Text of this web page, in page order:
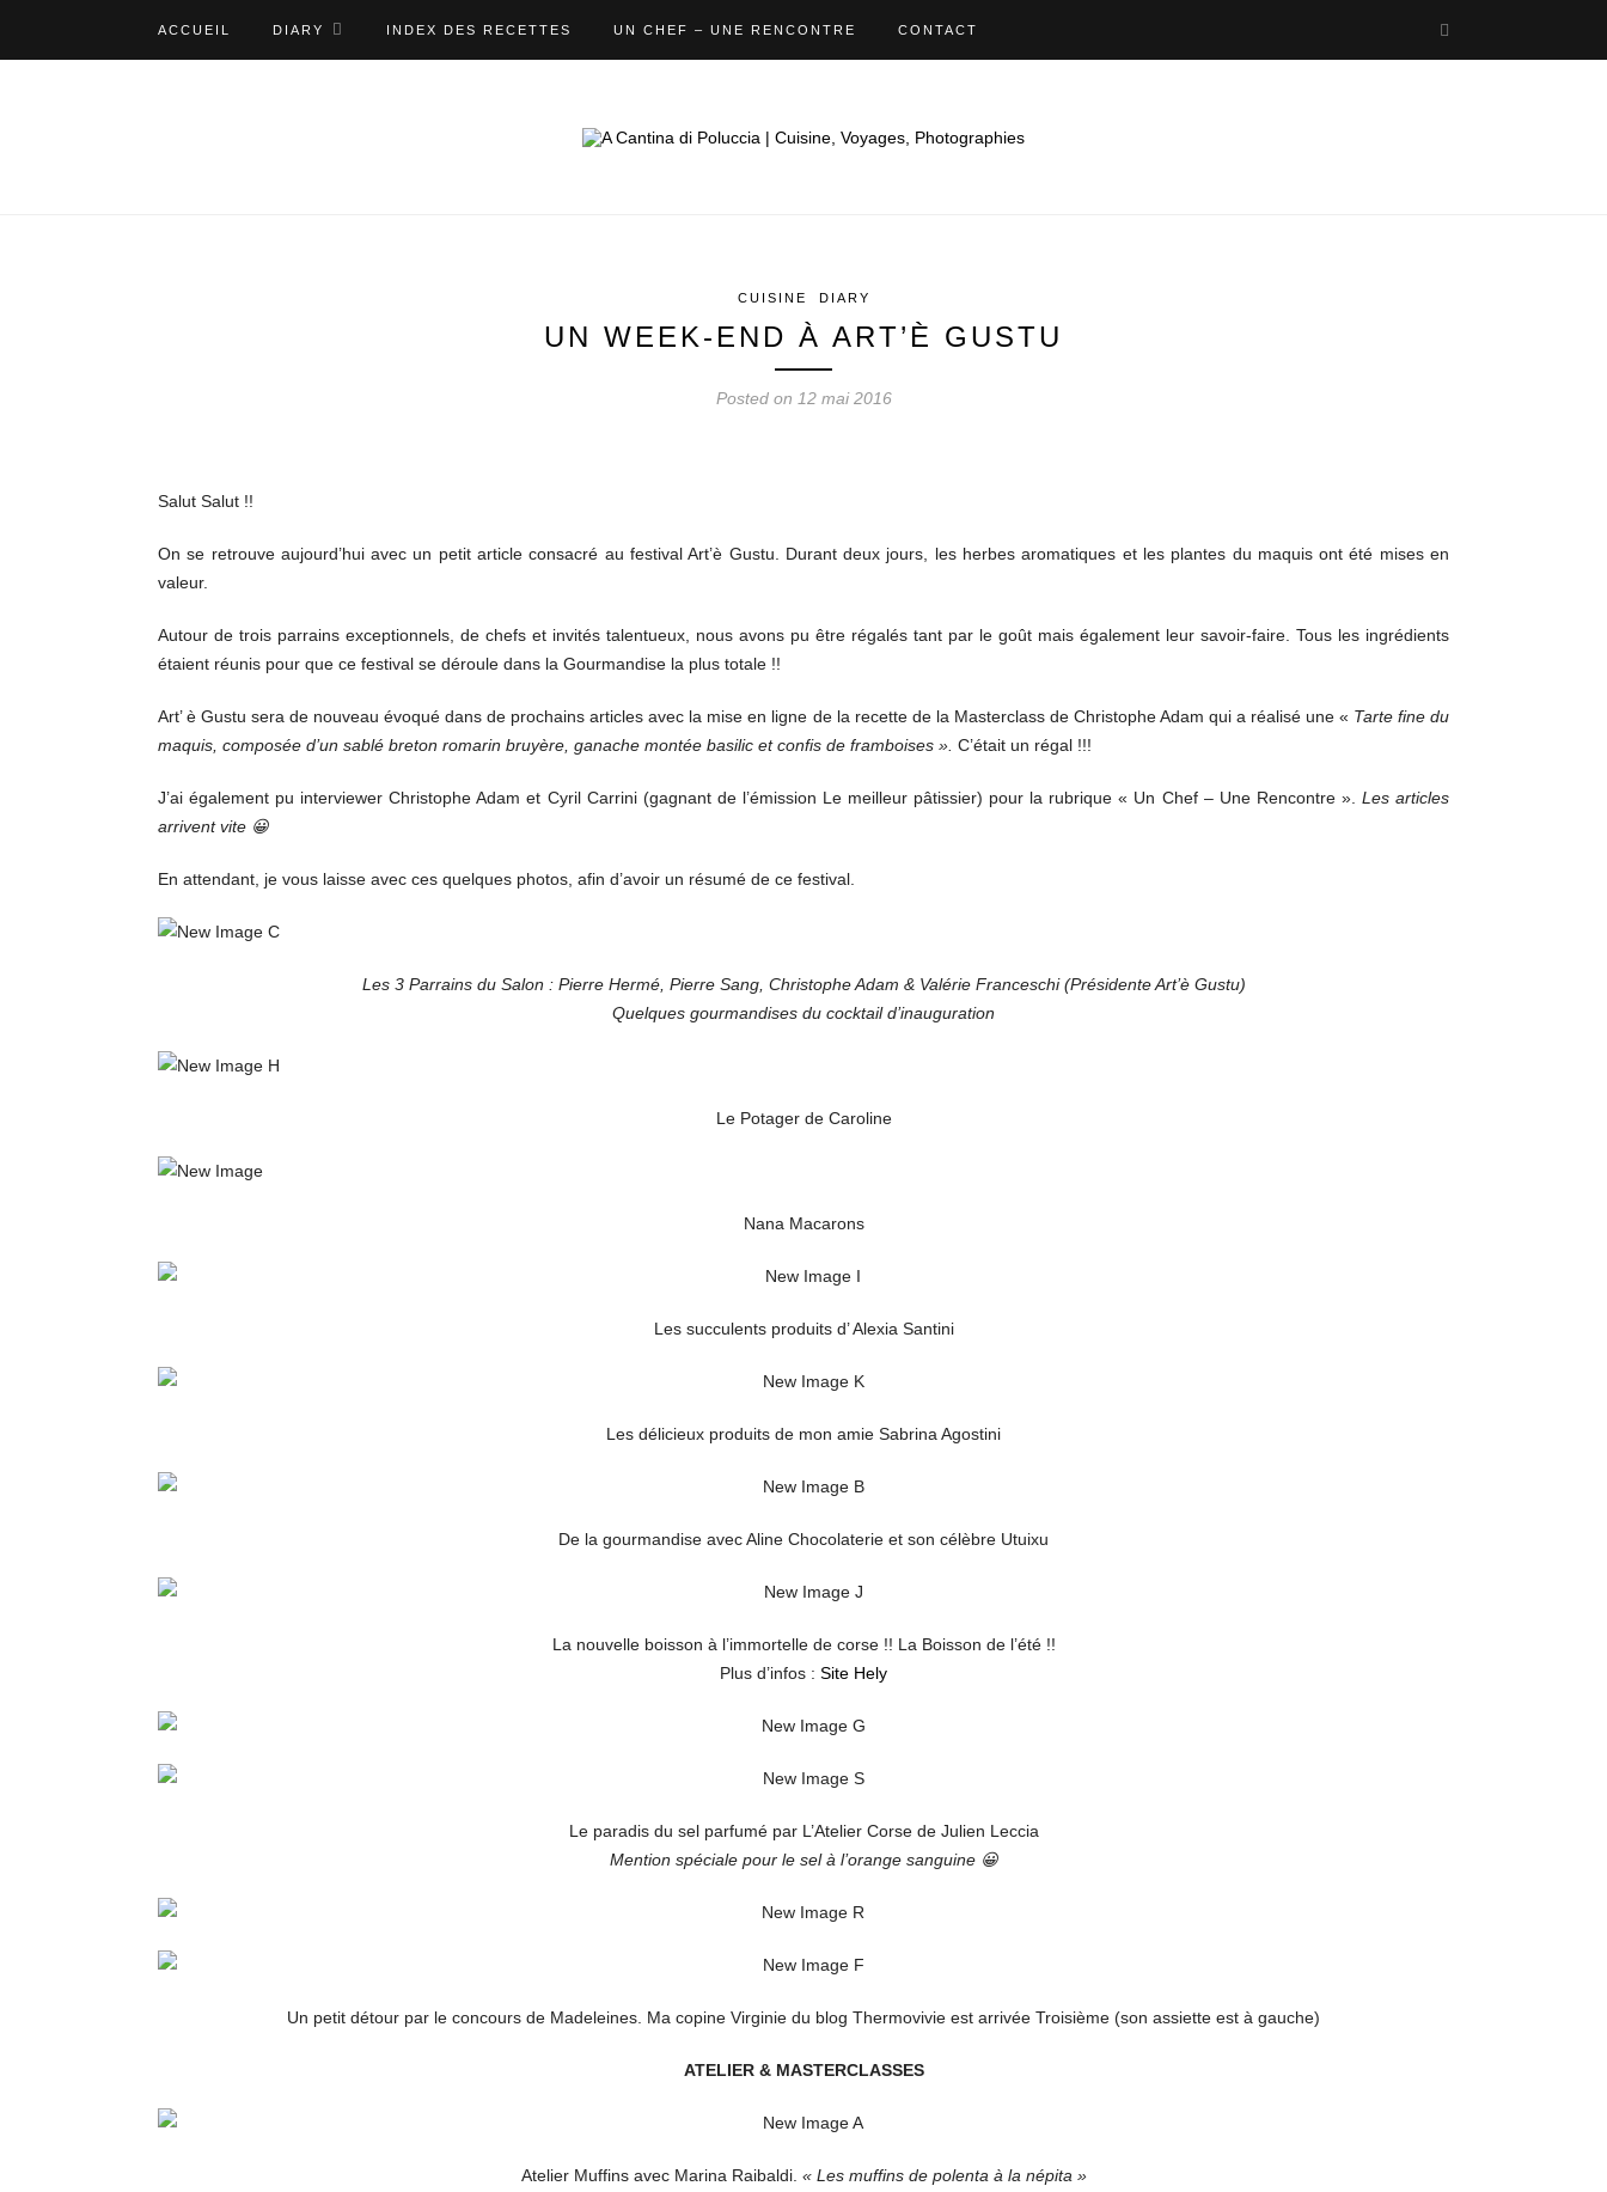
ACCUEIL DIARY INDEX DES RECETTES UN CHEF – UNE RENCONTRE CONTACT
CUISINE DIARY
UN WEEK-END À ART’È GUSTU
Posted on 12 mai 2016
Salut Salut !!
On se retrouve aujourd’hui avec un petit article consacré au festival Art’è Gustu. Durant deux jours, les herbes aromatiques et les plantes du maquis ont été mises en
valeur.
Autour de trois parrains exceptionnels, de chefs et invités talentueux, nous avons pu être régalés tant par le goût mais également leur savoir-faire. Tous les ingrédients
étaient réunis pour que ce festival se déroule dans la Gourmandise la plus totale !!
Art’ è Gustu sera de nouveau évoqué dans de prochains articles avec la mise en ligne de la recette de la Masterclass de Christophe Adam qui a réalisé une « Tarte fine du
maquis, composée d’un sablé breton romarin bruyère, ganache montée basilic et confis de framboises ». C’était un régal !!!
J’ai également pu interviewer Christophe Adam et Cyril Carrini (gagnant de l’émission Le meilleur pâtissier) pour la rubrique « Un Chef – Une Rencontre ». Les articles
arrivent vite 😀
En attendant, je vous laisse avec ces quelques photos, afin d’avoir un résumé de ce festival.
Les 3 Parrains du Salon : Pierre Hermé, Pierre Sang, Christophe Adam & Valérie Franceschi (Présidente Art’è Gustu)
Quelques gourmandises du cocktail d’inauguration
Le Potager de Caroline
Nana Macarons
Les succulents produits d’ Alexia Santini
Les délicieux produits de mon amie Sabrina Agostini
De la gourmandise avec Aline Chocolaterie et son célèbre Utuixu
La nouvelle boisson à l’immortelle de corse !! La Boisson de l’été !!
Plus d’infos : Site Hely
Le paradis du sel parfumé par L’Atelier Corse de Julien Leccia
Mention spéciale pour le sel à l’orange sanguine 😀
Un petit détour par le concours de Madeleines. Ma copine Virginie du blog Thermovivie est arrivée Troisième (son assiette est à gauche)
ATELIER & MASTERCLASSES
Atelier Muffins avec Marina Raibaldi. « Les muffins de polenta à la népita »